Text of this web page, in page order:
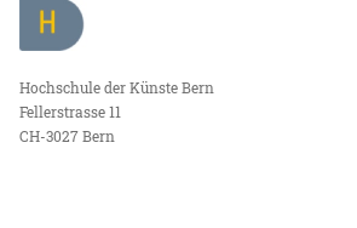
Hochschule der Künste Bern
Fellerstrasse 11
CH-3027 Bern